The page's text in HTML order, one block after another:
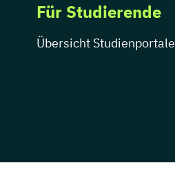
Für Studierende
Übersicht Studienportale